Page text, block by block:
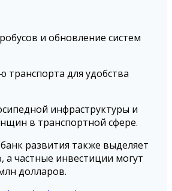
и обновление систем
для удобства
инфраструктуры и
в транспортной сфере.
развития также выделяет
а частные инвестиции могут
долларов.